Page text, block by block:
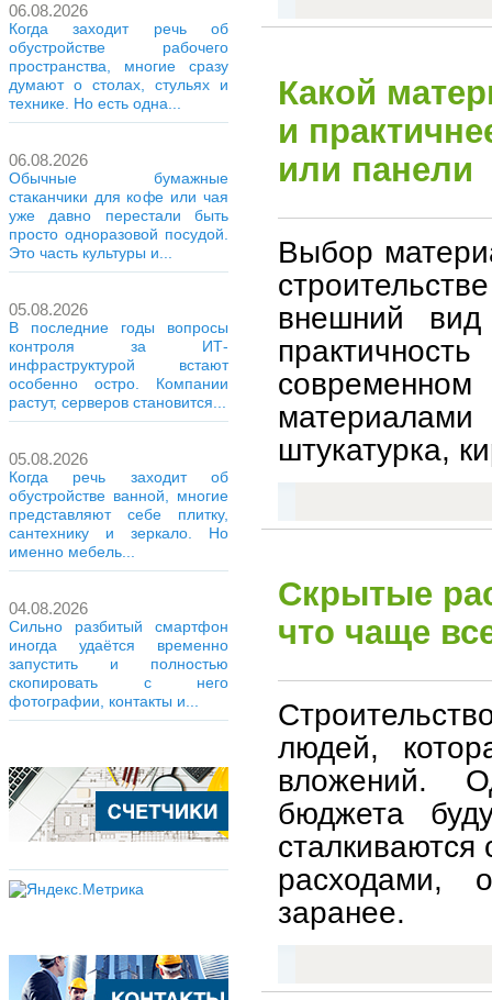
06.08.2026
Когда заходит речь об
обустройстве рабочего
пространства, многие сразу
думают о столах, стульях и
технике. Но есть одна...
06.08.2026
Обычные бумажные
стаканчики для кофе или чая
уже давно перестали быть
просто одноразовой посудой.
Это часть культуры и...
05.08.2026
В последние годы вопросы
контроля за ИТ-
инфраструктурой встают
особенно остро. Компании
растут, серверов становится...
05.08.2026
Когда речь заходит об
обустройстве ванной, многие
представляют себе плитку,
сантехнику и зеркало. Но
именно мебель...
04.08.2026
Сильно разбитый смартфон
иногда удаётся временно
запустить и полностью
скопировать с него
фотографии, контакты и...
Какой
и
или панели
Выбор
внешний
современном
штукатурка,
Скрытые
что чаще
людей,
вложений.
бюджета
расходами,
заранее.